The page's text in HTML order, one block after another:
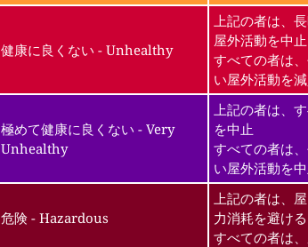
健康に良くない - Unhealthy
上記の者は、
屋外活動を中止
すべての者は
い屋外活動を
極めて健康に良くない - Very
Unhealthy
上記の者は、
を中止
すべての者は
い屋外活動を
危険 - Hazardous
上記の者は、
力消耗を避ける
すべての者は